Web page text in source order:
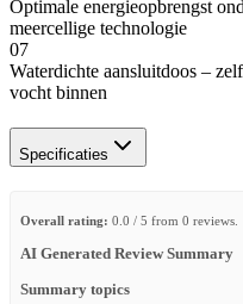
Optimale energieopbrengst
meercellige technologie
07
Waterdichte aansluitdoos –
vocht binnen
Specificaties
Overall rating: 0.0 / 5 from 0 reviews.
AI Generated Review Summary
Summary topics